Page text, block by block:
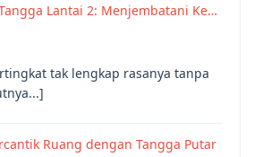
Lantai 2: Menjembatani Ke…
tak lengkap rasanya tanpa
Ruang dengan Tangga Putar